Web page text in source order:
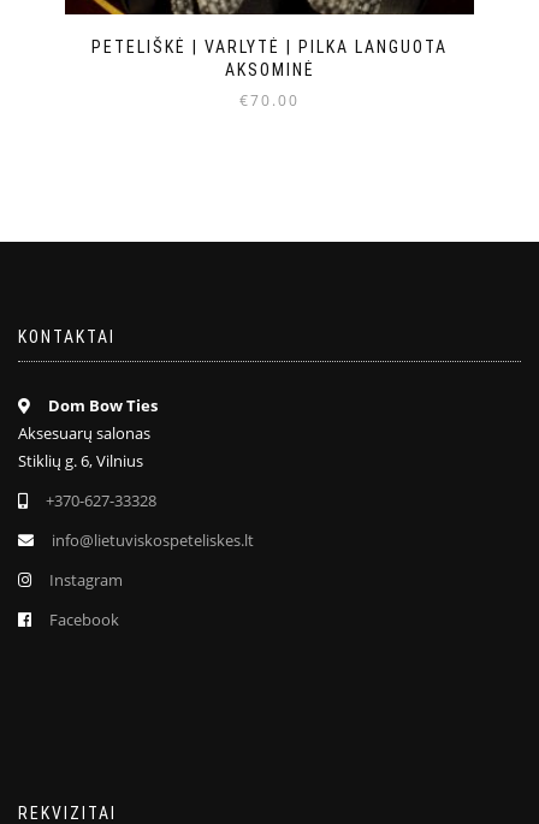
PETELIŠKĖ | VARLYTĖ | PILKA LANGUOTA
AKSOMINĖ
€70.00
KONTAKTAI
Dom Bow Ties
Aksesuarų salonas
Stiklių g. 6, Vilnius
+370-627-33328
info@lietuviskospeteliskes.lt
Instagram
Facebook
REKVIZITAI